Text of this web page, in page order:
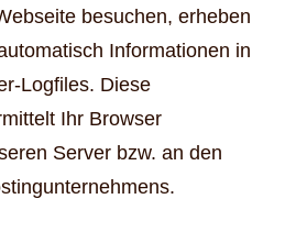
besuchen, erheben
Informationen in
Logfiles. Diese
Ihr Browser
Server bzw. an den